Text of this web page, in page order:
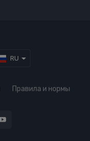
RU
Правила и нормы